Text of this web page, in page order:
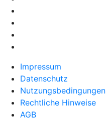
Impressum
Datenschutz
Nutzungsbedingungen
Rechtliche Hinweise
AGB